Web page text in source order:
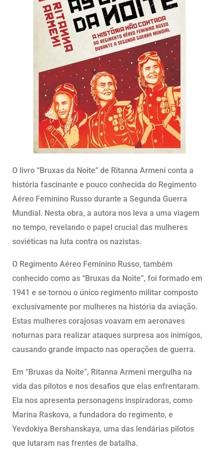
O livro “Bruxas da Noite” de Ritanna Armeni conta a
história fascinante e pouco conhecida do Regimento
Aéreo Feminino Russo durante a Segunda Guerra
Mundial. Nesta obra, a autora nos leva a uma viagem
no tempo, revelando o papel crucial das mulheres
soviéticas na luta contra os nazistas.
O Regimento Aéreo Feminino Russo, também
conhecido como as “Bruxas da Noite”, foi formado em
1941 e se tornou o único regimento militar composto
exclusivamente por mulheres na história da aviação.
Estas mulheres corajosas voavam em aeronaves
noturnas para realizar ataques surpresa aos inimigos,
causando grande impacto nas operações de guerra.
Em “Bruxas da Noite”, Ritanna Armeni mergulha na
vida das pilotos e nos desafios que elas enfrentaram.
Ela nos apresenta personagens inspiradoras, como
Marina Raskova, a fundadora do regimento, e
Yevdokiya Bershanskaya, uma das lendárias pilotos
que lutaram nas frentes de batalha.